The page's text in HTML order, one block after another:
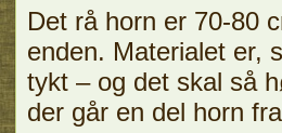
Det rå horn er 70-80
enden. Materialet er,
tykt – og det skal så
der går en del horn